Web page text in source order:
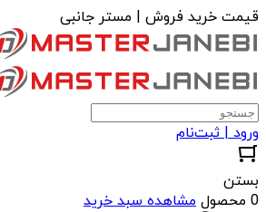
قیمت خرید فروش | مستر جانبی
ورود | ثبت‌نام
بستن
0 محصول
مشاهده سبد خرید